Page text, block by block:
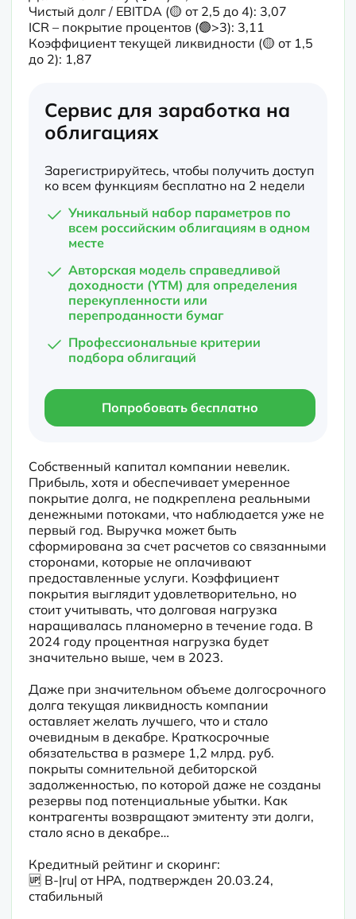
Чистый долг / EBITDA (🟡 от 2,5 до 4): 3,07
ICR – покрытие процентов (🟢>3): 3,11
Коэффициент текущей ликвидности (🟡 от 1,5
до 2): 1,87
Сервис для заработка на
облигациях
Зарегистрируйтесь, чтобы получить доступ
ко всем функциям бесплатно на 2 недели
Уникальный набор параметров по
всем российским облигациям в одном
месте
Авторская модель справедливой
доходности (YTM) для определения
перекупленности или
перепроданности бумаг
Профессиональные критерии
подбора облигаций
Попробовать бесплатно
Собственный капитал компании невелик.
Прибыль, хотя и обеспечивает умеренное
покрытие долга, не подкреплена реальными
денежными потоками, что наблюдается уже не
первый год. Выручка может быть
сформирована за счет расчетов со связанными
сторонами, которые не оплачивают
предоставленные услуги. Коэффициент
покрытия выглядит удовлетворительно, но
стоит учитывать, что долговая нагрузка
наращивалась планомерно в течение года. В
2024 году процентная нагрузка будет
значительно выше, чем в 2023.
Даже при значительном объеме долгосрочного
долга текущая ликвидность компании
оставляет желать лучшего, что и стало
очевидным в декабре. Краткосрочные
обязательства в размере 1,2 млрд. руб.
покрыты сомнительной дебиторской
задолженностью, по которой даже не созданы
резервы под потенциальные убытки. Как
контрагенты возвращают эмитенту эти долги,
стало ясно в декабре…
Кредитный рейтинг и скоринг:
🆙 B-|ru| от НРА, подтвержден 20.03.24,
стабильный